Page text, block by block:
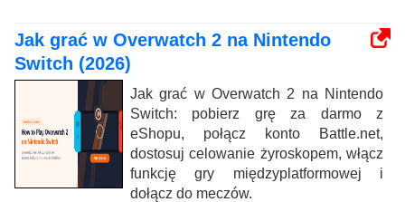
Jak grać w Overwatch 2 na Nintendo
Switch (2026)
Jak grać w Overwatch 2 na Nintendo
Switch: pobierz grę za darmo z
eShopu, połącz konto Battle.net,
dostosuj celowanie żyroskopem, włącz
funkcję gry międzyplatformowej i
dołącz do meczów.